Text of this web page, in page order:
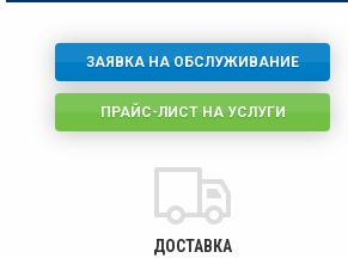
ЗАЯВКА НА ОБСЛУЖИВАНИЕ
ПРАЙС-ЛИСТ НА УСЛУГИ
ДОСТАВКА